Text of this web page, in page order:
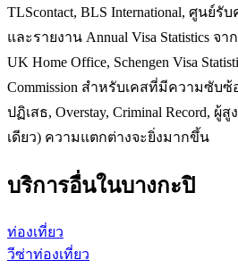
TLScontact, BLS International, ศูนย์
และรายงาน Annual Visa Statistics จาก
UK Home Office, Schengen Visa
Commission สำหรับเคสที่มีความซับซ้
ปฏิเสธ, Overstay, Criminal Record, ผู้
เดียว) ความแตกต่างจะยิ่งมากขึ้น
บริการอื่นในบางกะปิ
ท่องเที่ยว
วีซ่าท่องเที่ยว